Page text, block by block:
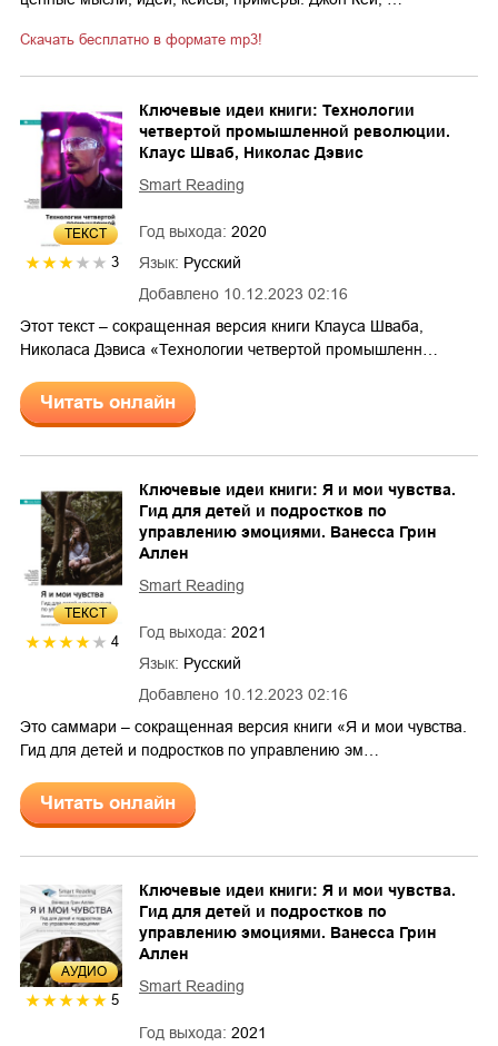
Скачать бесплатно в формате mp3!
ТЕКСТ
3
Добавлено 10.12.2023 02:16
Ключевые идеи книги: Технологии
четвертой промышленной революции.
Клаус Шваб, Николас Дэвис
Smart Reading
Год выхода: 2020
Язык: Русский
Этот текст – сокращенная версия книги Клауса Шваба,
Николаса Дэвиса «Технологии четвертой промышленн…
Читать онлайн
ТЕКСТ
4
Добавлено 10.12.2023 02:16
Ключевые идеи книги: Я и мои чувства.
Гид для детей и подростков по
управлению эмоциями. Ванесса Грин
Аллен
Smart Reading
Год выхода: 2021
Язык: Русский
Это саммари – сокращенная версия книги «Я и мои чувства.
Гид для детей и подростков по управлению эм…
Читать онлайн
AУДИО
5
Ключевые идеи книги: Я и мои чувства.
Гид для детей и подростков по
управлению эмоциями. Ванесса Грин
Аллен
Smart Reading
Год выхода: 2021